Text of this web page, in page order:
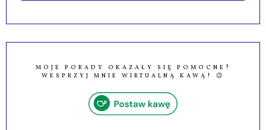
MOJE PORADY OKAZAŁY SIĘ POMOCNE?
WESPRZYJ MNIE WIRTUALNĄ KAWĄ! 😉